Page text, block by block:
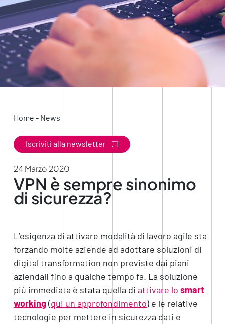
Home - News
Iscriviti alla newsletter
24 Marzo 2020
VPN è sempre sinonimo
di sicurezza?
L’esigenza di attivare modalità di lavoro agile sta
forzando molte aziende ad adottare soluzioni di
digital transformation non previste dai piani
aziendali fino a qualche tempo fa. La soluzione
più immediata è stata quella di attivare lo smart
working(qui un approfondimento) e le relative
tecnologie per mettere in sicurezza dati e